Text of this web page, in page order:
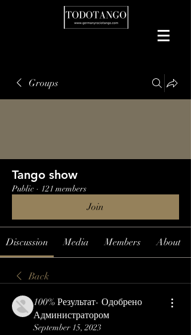
Groups
Tango show
Public · 121 members
Join
Discussion Media Members About
Back
100% Результат- Одобрено
Администратором
September 15, 2023